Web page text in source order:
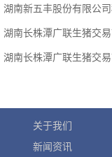
湖南新五丰股份有限公司
湖南长株潭广联生猪交易
湖南长株潭广联生猪交易
关于我们
新闻资讯